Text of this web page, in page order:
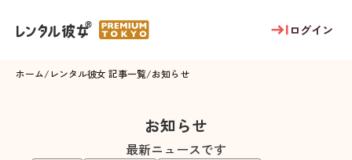
ログイン
ホーム/レンタル彼女 記事一覧/お知らせ
お知らせ
最新ニュースです